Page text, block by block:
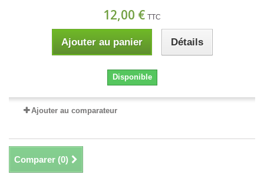
12,00 € TTC
Ajouter au panier Détails
Disponible
Ajouter au comparateur
Comparer (0)